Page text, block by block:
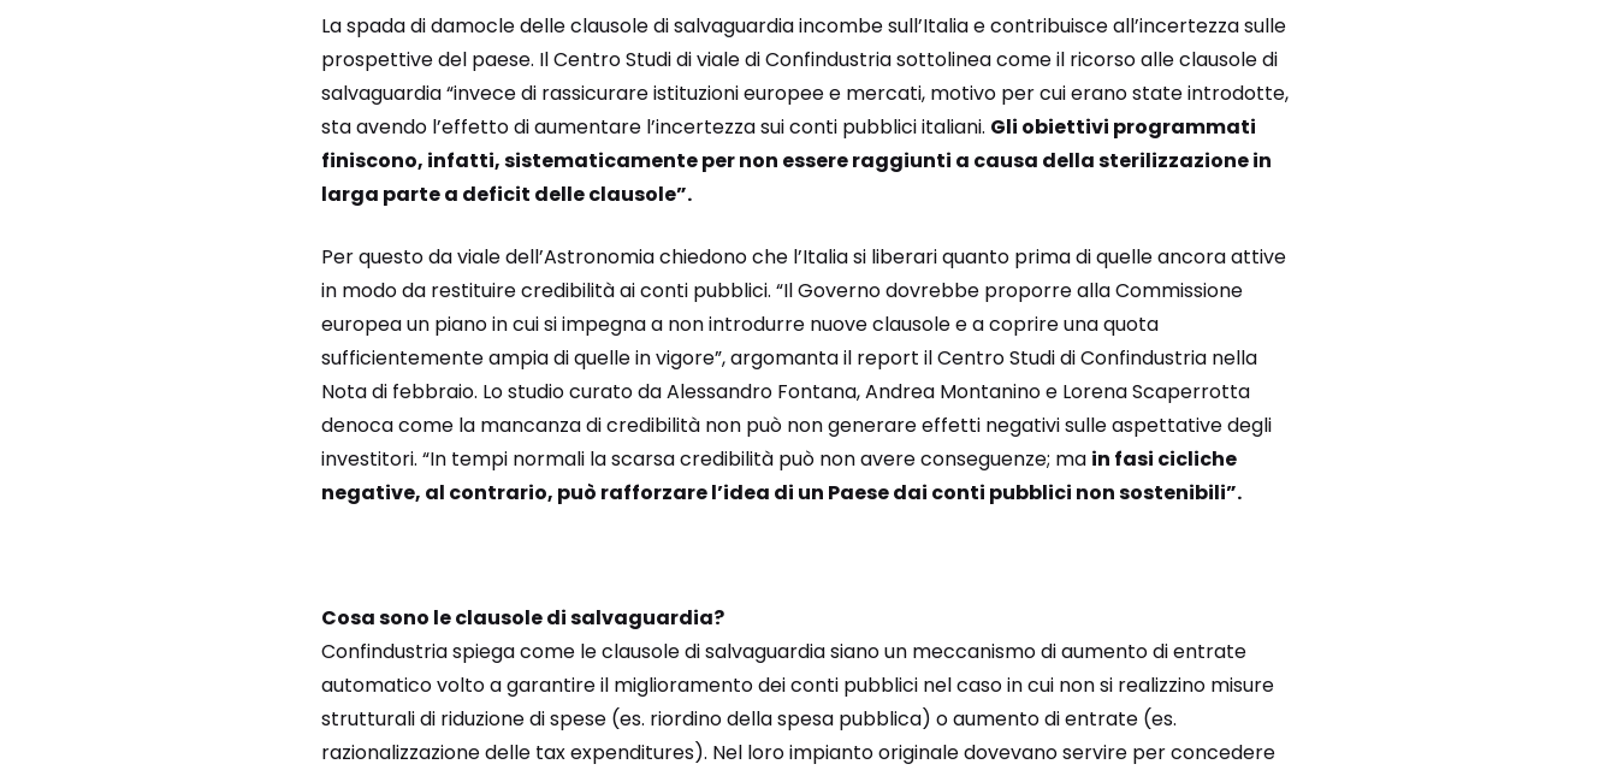
La spada di damocle delle clausole di salvaguardia incombe sull’Italia e contribuisce all’incertezza sulle
prospettive del paese. Il Centro Studi di viale di Confindustria sottolinea come il ricorso alle clausole di
salvaguardia “invece di rassicurare istituzioni europee e mercati, motivo per cui erano state introdotte,
sta avendo l’effetto di aumentare l’incertezza sui conti pubblici italiani. Gli obiettivi programmati
finiscono, infatti, sistematicamente per non essere raggiunti a causa della sterilizzazione in
larga parte a deficit delle clausole”.
Per questo da viale dell’Astronomia chiedono che l’Italia si liberari quanto prima di quelle ancora attive
in modo da restituire credibilità ai conti pubblici. “Il Governo dovrebbe proporre alla Commissione
europea un piano in cui si impegna a non introdurre nuove clausole e a coprire una quota
sufficientemente ampia di quelle in vigore”, argomanta il report il Centro Studi di Confindustria nella
Nota di febbraio. Lo studio curato da Alessandro Fontana, Andrea Montanino e Lorena Scaperrotta
denoca come la mancanza di credibilità non può non generare effetti negativi sulle aspettative degli
investitori. “In tempi normali la scarsa credibilità può non avere conseguenze; ma in fasi cicliche
negative, al contrario, può rafforzare l’idea di un Paese dai conti pubblici non sostenibili”.
Cosa sono le clausole di salvaguardia?
Confindustria spiega come le clausole di salvaguardia siano un meccanismo di aumento di entrate
automatico volto a garantire il miglioramento dei conti pubblici nel caso in cui non si realizzino misure
strutturali di riduzione di spese (es. riordino della spesa pubblica) o aumento di entrate (es.
razionalizzazione delle tax expenditures). Nel loro impianto originale dovevano servire per concedere